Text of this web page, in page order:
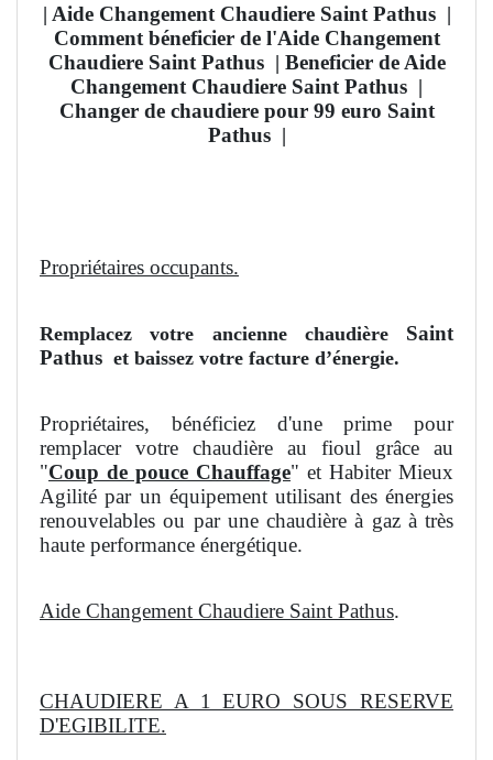
| Aide Changement Chaudiere Saint Pathus |
Comment béneficier de l'Aide Changement
Chaudiere Saint Pathus | Beneficier de Aide
Changement Chaudiere Saint Pathus |
Changer de chaudiere pour 99 euro Saint
Pathus |
Propriétaires occupants.
Remplacez votre ancienne chaudière Saint
Pathus et baissez votre facture d’énergie.
Propriétaires, bénéficiez d'une prime pour
remplacer votre chaudière au fioul grâce au
"Coup de pouce Chauffage" et Habiter Mieux
Agilité par un équipement utilisant des énergies
renouvelables ou par une chaudière à gaz à très
haute performance énergétique.
Aide Changement Chaudiere Saint Pathus.
CHAUDIERE A 1 EURO SOUS RESERVE
D'EGIBILITE.